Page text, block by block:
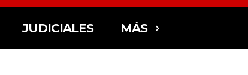
JUDICIALES MÁS